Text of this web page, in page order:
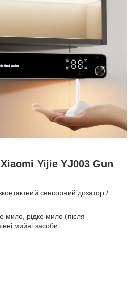
Yijie YJ003 Gun
сенсорний дозатор /
мило, рідке мило (після
мийні засоби